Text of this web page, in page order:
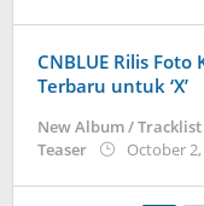
CNBLUE Rilis
Terbaru untuk ‘X’
New Album /
Teaser
October